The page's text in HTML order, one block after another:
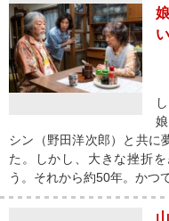
シン（野田洋次郎）と共に
た。しかし、大きな挫折
う。それから約50年。かつ